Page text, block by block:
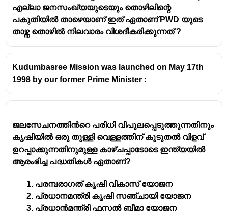
എല്ലാ ജനസംഖ്യയുടെയും തൊഴിലിന്റെ
പകുതിയിൽ താഴെയാണ് ഇത് ഏതാണ് PWD യുടെ
താഴ്ന്ന തൊഴിൽ നിലവാരം വിശദീകരിക്കുന്നത് ?
Kudumbasree Mission was launched on May 17th
1998 by our former Prime Minister :
ജലസേചനത്തിൻറെ പരിധി വിപുലപ്പെടുത്തുന്നതിനും
കൃഷിയിൽ ഒരു തുള്ളി വെള്ളത്തിന് കൂടുതൽ വിളവ്
ഉറപ്പാക്കുന്നതിനുമുള്ള കാഴ്ചപ്പാടോടെ ഇന്ത്യയിൽ
ആരംഭിച്ച പദ്ധതികൾ ഏതാണ്?
പരമ്പരാഗത് കൃഷി വികാസ് യോജന
പ്രധാനമന്ത്രി കൃഷി സഞ്ചായി യോജന
പ്രധാൻമന്ത്രി ഫസൽ ബീമാ യോജന